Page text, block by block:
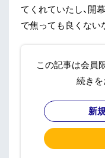
てくれていたし、開
で焦っても良くない
この記事は会員
続きを
新